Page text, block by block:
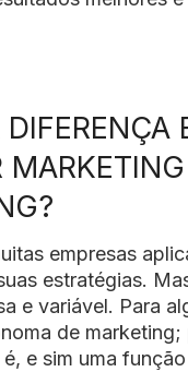
empresas
estratégias.
e variável. Para
de marketing;
e sim uma